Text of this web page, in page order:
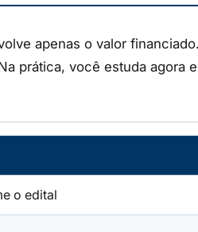
apenas o valor
prática, você estuda agora
o edital